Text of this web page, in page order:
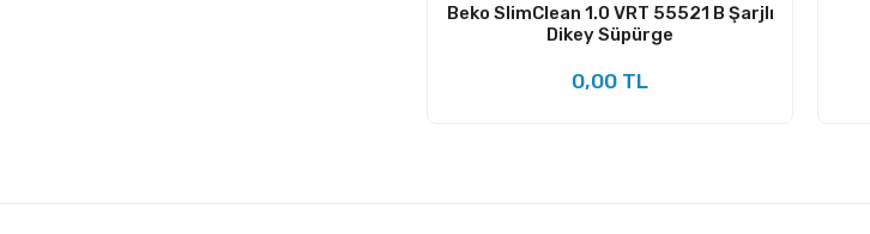
Beko SlimClean 1.0 VRT 55521 B Şarjlı
Dikey Süpürge
0,00 TL